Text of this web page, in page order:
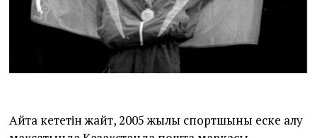
Айта кететін жайт, 2005 жылы спортшыны еске алу